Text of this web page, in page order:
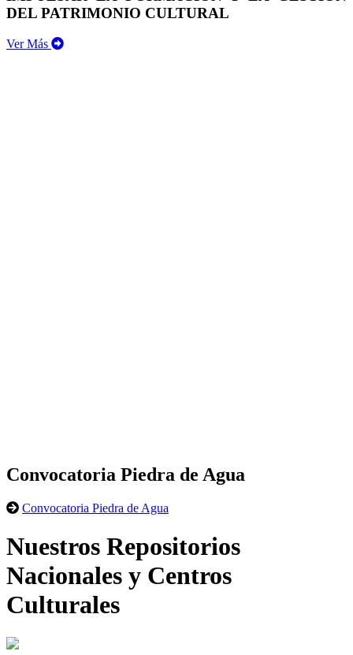
DEL PATRIMONIO CULTURAL
Ver Más
Convocatoria Piedra de Agua
Convocatoria Piedra de Agua
Nuestros Repositorios
Nacionales y Centros
Culturales